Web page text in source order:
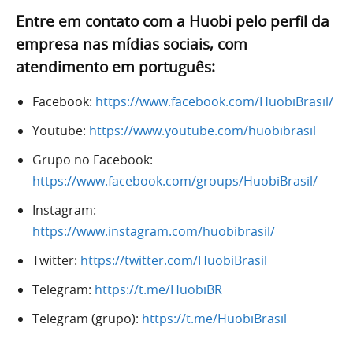
Entre em contato com a Huobi pelo perfil da
empresa nas mídias sociais, com
atendimento em português:
Facebook: https://www.facebook.com/HuobiBrasil/
Youtube: https://www.youtube.com/huobibrasil
Grupo no Facebook:
https://www.facebook.com/groups/HuobiBrasil/
Instagram:
https://www.instagram.com/huobibrasil/
Twitter: https://twitter.com/HuobiBrasil
Telegram: https://t.me/HuobiBR
Telegram (grupo): https://t.me/HuobiBrasil